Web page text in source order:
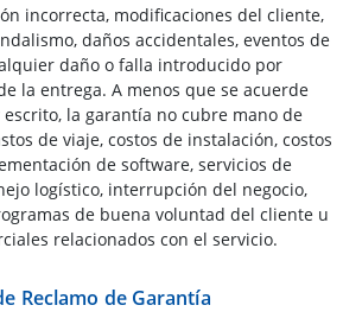
incorrecta, modificaciones del cliente,
daños accidentales, eventos de
daño o falla introducido por
la entrega. A menos que se acuerde
la garantía no cubre mano de
de viaje, costos de instalación, costos
de software, servicios de
logístico, interrupción del negocio,
de buena voluntad del cliente u
relacionados con el servicio.
Reclamo de Garantía